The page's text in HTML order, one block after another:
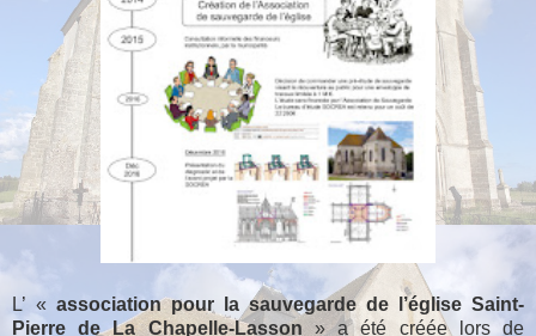
L’ « association pour la sauvegarde de l’église Saint-
Pierre de La Chapelle-Lasson » a été créée lors de